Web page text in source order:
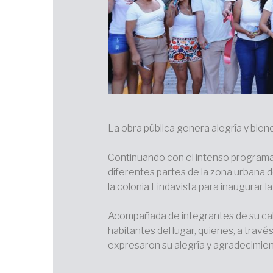
La obra pública genera alegría y
Continuando con el intenso
diferentes partes de la zona urbana
la colonia Lindavista para inaugurar
Acompañada de integrantes de su
habitantes del lugar, quienes, a
expresaron su alegría y